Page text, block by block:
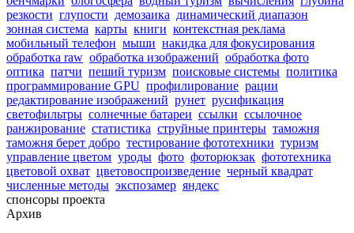
резкости глупости демозаика динамический диапазон
зонная система карты книги контекстная реклама
мобильный телефон мыши накидка для фокусирования
обработка raw обработка изображений обработка фото
оптика патчи пеший туризм поисковые системы политика
программирование GPU профилирование рации
редактирование изображений рунет русификация
светофильтры солнечные батареи ссылки ссылочное
ранжирование статистика струйные принтеры таможня
таможня берет добро тестирование фототехники туризм
управление цветом уроды фото фоторюкзак фототехника
цветовой охват цветовоспроизведение черный квадрат
численные методы экспозамер яндекс
спонсоры проекта
Архив